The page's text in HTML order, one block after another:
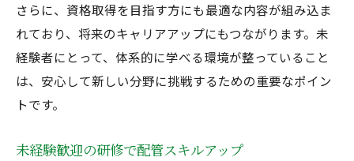
さらに、資格取得を目指す方にも最適な内容が組み込ま
れており、将来のキャリアアップにもつながります。未
経験者にとって、体系的に学べる環境が整っていること
は、安心して新しい分野に挑戦するための重要なポイン
トです。
未経験歓迎の研修で配管スキルアップ